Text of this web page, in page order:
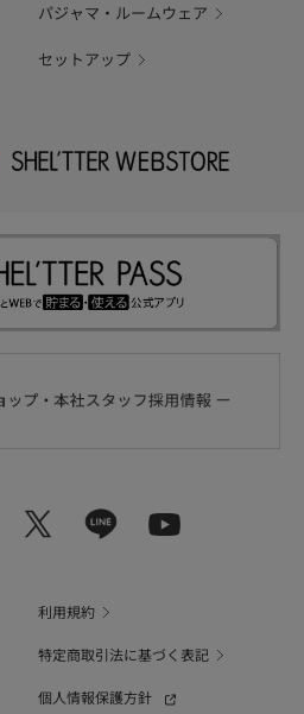
パジャマ・ルームウェア
セットアップ
利用規約
特定商取引法に基づく表記
個人情報保護方針